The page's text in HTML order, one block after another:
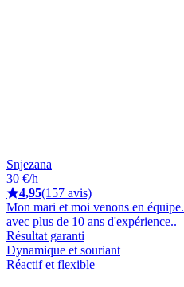
Snjezana
30 €/h
4,95(157 avis)
Mon mari et moi venons en
avec plus de 10 ans d'expérience..
Résultat garanti
Dynamique et souriant
Réactif et flexible